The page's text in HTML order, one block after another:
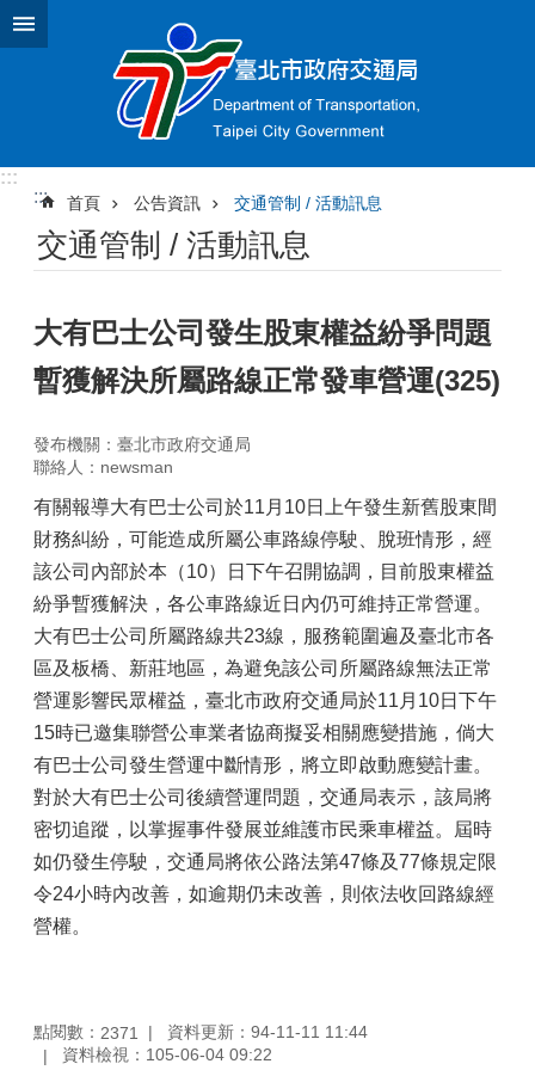
跳到主要內容區塊
:::
:::
首頁 公告資訊 交通管制 / 活動訊息
交通管制 / 活動訊息
大有巴士公司發生股東權益紛爭問題
暫獲解決所屬路線正常發車營運(325)
發布機關：臺北市政府交通局
聯絡人：newsman
有關報導大有巴士公司於11月10日上午發生新舊股東間
財務糾紛，可能造成所屬公車路線停駛、脫班情形，經
該公司內部於本（10）日下午召開協調，目前股東權益
紛爭暫獲解決，各公車路線近日內仍可維持正常營運。
大有巴士公司所屬路線共23線，服務範圍遍及臺北市各
區及板橋、新莊地區，為避免該公司所屬路線無法正常
營運影響民眾權益，臺北市政府交通局於11月10日下午
15時已邀集聯營公車業者協商擬妥相關應變措施，倘大
有巴士公司發生營運中斷情形，將立即啟動應變計畫。
對於大有巴士公司後續營運問題，交通局表示，該局將
密切追蹤，以掌握事件發展並維護市民乘車權益。屆時
如仍發生停駛，交通局將依公路法第47條及77條規定限
令24小時內改善，如逾期仍未改善，則依法收回路線經
營權。
點閱數： 2371
資料更新：94-11-11 11:44
資料檢視：105-06-04 09:22